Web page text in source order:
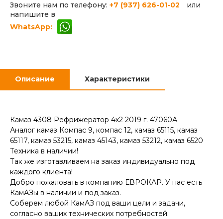
Звоните нам по телефону: +7 (937) 626-01-02
или
напишите в
WhatsApp:
Описание Характеристики
Камаз 4308 Рефрижератор 4х2 2019 г. 47060А
Аналог камаз Компас 9, компас 12, камаз 65115, камаз
65117, камаз 53215, камаз 45143, камаз 53212, камаз 6520
Техника в наличии!
Так же изготавливаем на заказ индивидуально под
каждого клиента!
Добро пожаловать в компанию ЕВРОКАР. У нас есть
КамАЗы в наличии и под заказ.
Соберем любой КамАЗ под ваши цели и задачи,
согласно ваших технических потребностей.